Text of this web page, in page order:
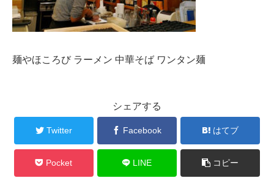
麺やほころび ラーメン 中華そば ワンタン麺
シェアする
Twitter Facebook はてブ
Pocket LINE コピー